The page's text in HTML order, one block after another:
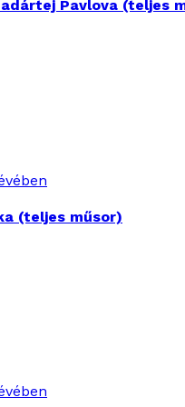
Pavlova (teljes
(teljes műsor)